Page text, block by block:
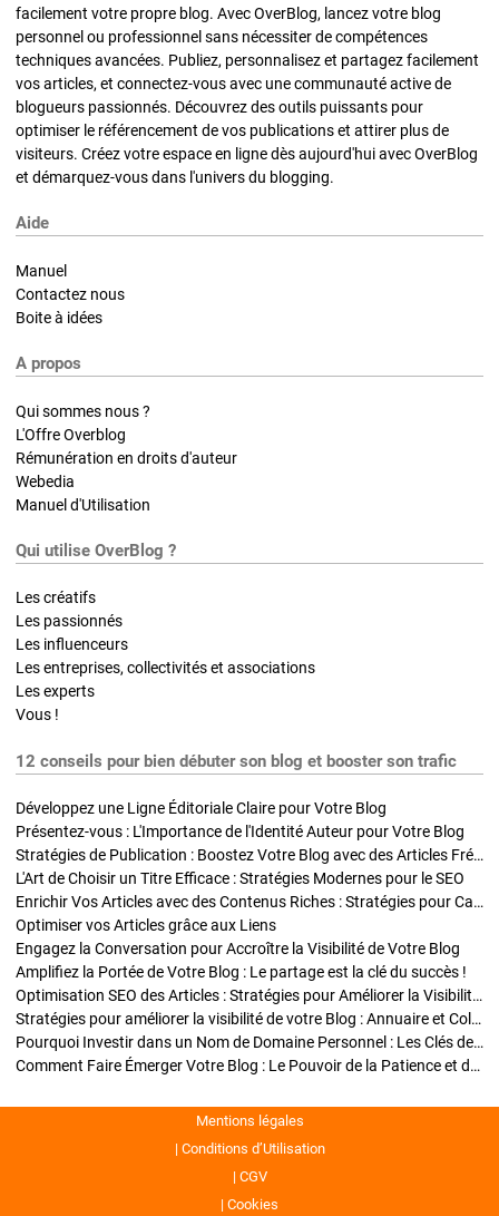
facilement votre propre blog. Avec OverBlog, lancez votre blog
personnel ou professionnel sans nécessiter de compétences
techniques avancées. Publiez, personnalisez et partagez facilement
vos articles, et connectez-vous avec une communauté active de
blogueurs passionnés. Découvrez des outils puissants pour
optimiser le référencement de vos publications et attirer plus de
visiteurs. Créez votre espace en ligne dès aujourd'hui avec OverBlog
et démarquez-vous dans l'univers du blogging.
Aide
Manuel
Contactez nous
Boite à idées
A propos
Qui sommes nous ?
L'Offre Overblog
Rémunération en droits d'auteur
Webedia
Manuel d'Utilisation
Qui utilise OverBlog ?
Les créatifs
Les passionnés
Les influenceurs
Les entreprises, collectivités et associations
Les experts
Vous !
12 conseils pour bien débuter son blog et booster son trafic
Développez une Ligne Éditoriale Claire pour Votre Blog
Présentez-vous : L'Importance de l'Identité Auteur pour Votre Blog
Stratégies de Publication : Boostez Votre Blog avec des Articles Fréquents et Exclusifs
L'Art de Choisir un Titre Efficace : Stratégies Modernes pour le SEO
Enrichir Vos Articles avec des Contenus Riches : Stratégies pour Captiver et Optimiser
Optimiser vos Articles grâce aux Liens
Engagez la Conversation pour Accroître la Visibilité de Votre Blog
Amplifiez la Portée de Votre Blog : Le partage est la clé du succès !
Optimisation SEO des Articles : Stratégies pour Améliorer la Visibilité de Votre Blog
Stratégies pour améliorer la visibilité de votre Blog : Annuaire et Collaborations
Pourquoi Investir dans un Nom de Domaine Personnel : Les Clés de la Réussite de Votre Blog
Comment Faire Émerger Votre Blog : Le Pouvoir de la Patience et de la Persévérance
Mentions légales
Conditions d’Utilisation
CGV
Cookies